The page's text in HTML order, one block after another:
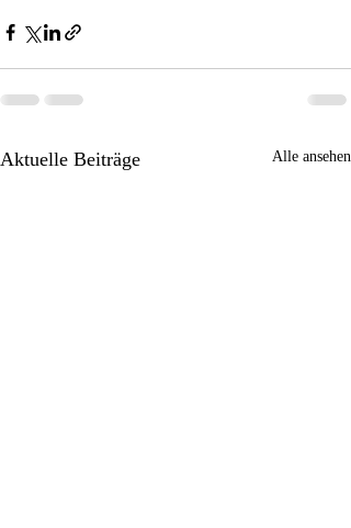
Aktuelle Beiträge Alle ansehen